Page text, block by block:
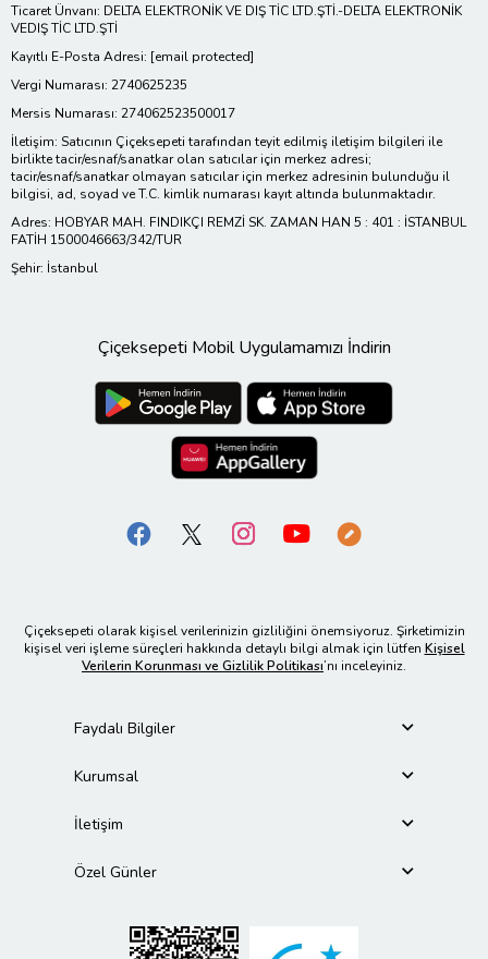
Ticaret Ünvanı: DELTA ELEKTRONİK VE DIŞ TİC LTD.ŞTİ.-DELTA ELEKTRONİK
VEDIŞ TİC LTD.ŞTİ
Kayıtlı E-Posta Adresi: [email protected]
Vergi Numarası: 2740625235
Mersis Numarası: 274062523500017
İletişim: Satıcının Çiçeksepeti tarafından teyit edilmiş iletişim bilgileri ile
birlikte tacir/esnaf/sanatkar olan satıcılar için merkez adresi;
tacir/esnaf/sanatkar olmayan satıcılar için merkez adresinin bulunduğu il
bilgisi, ad, soyad ve T.C. kimlik numarası kayıt altında bulunmaktadır.
Adres: HOBYAR MAH. FINDIKÇI REMZİ SK. ZAMAN HAN 5 : 401 : İSTANBUL
FATİH 1500046663/342/TUR
Şehir: İstanbul
Çiçeksepeti Mobil Uygulamamızı İndirin
Çiçeksepeti olarak kişisel verilerinizin gizliliğini önemsiyoruz. Şirketimizin
kişisel veri işleme süreçleri hakkında detaylı bilgi almak için lütfen Kişisel
Verilerin Korunması ve Gizlilik Politikası’nı inceleyiniz.
Faydalı Bilgiler
Kurumsal
İletişim
Özel Günler